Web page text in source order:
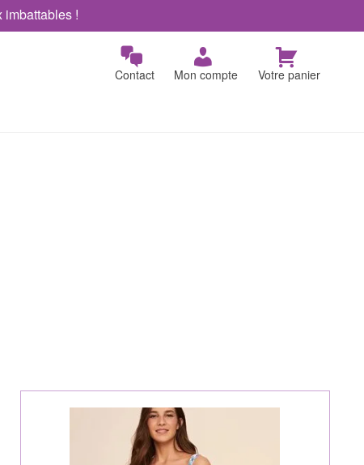
imbattables !
Contact
Mon compte Votre panier